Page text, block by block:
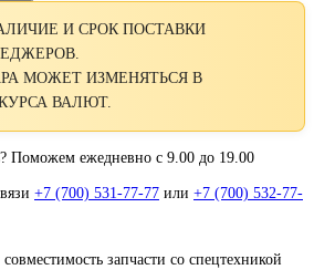
И СРОК ПОСТАВКИ
МОЖЕТ ИЗМЕНЯТЬСЯ В
ВАЛЮТ.
Поможем ежедневно с 9.00 до 19.00
+7 (700) 531-77-77 или +7 (700) 532-77-
запчасти со спецтехникой